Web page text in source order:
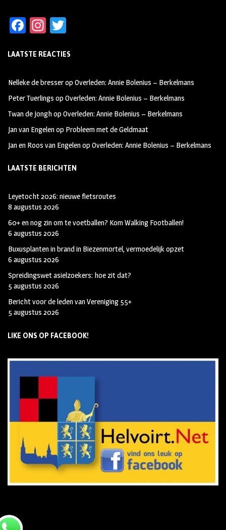
Fa
b
oo
k
In
ag
m
tt
LAATSTE REACTIES
Nelleke de bresseropOverleden: Annie Bolenius – Berkelmans
Peter Tuerlings opOverleden: Annie Bolenius – Berkelmans
Twan de JonghopOverleden: Annie Bolenius – Berkelmans
Jan van Engelenop Probleem met de Geldmaat
Jan en Roos van EngelenopOverleden: Annie Bolenius – Berkelmans
LAATSTE BERICHTEN
Leyetocht 2026: nieuwe fietsroutes
8 augustus 2026
60+ en nog zin om te voetballen? Kom Walking Footballen!
6 augustus 2026
Buxusplanten in brand in Biezenmortel, vermoedelijk opzet
6 augustus 2026
Spreidingswet asielzoekers: hoe zit dat?
5 augustus 2026
Bericht voor de leden van Vereniging 55+
5 augustus 2026
LIKE ONS OP FACEBOOK!